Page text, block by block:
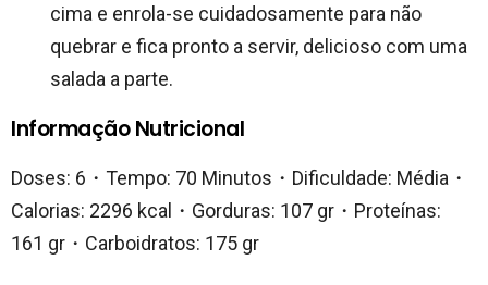
cima e enrola-se cuidadosamente para não
quebrar e fica pronto a servir, delicioso com uma
salada a parte.
Informação Nutricional
Doses: 6・Tempo: 70 Minutos・Dificuldade: Média・
Calorias: 2296 kcal・Gorduras: 107 gr・Proteínas:
161 gr・Carboidratos: 175 gr